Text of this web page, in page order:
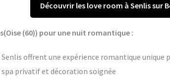
Découvrir les love room à Senlis sur
(60)) pour une nuit romantique :
offrent une expérience romantique
spa privatif et décoration soignée